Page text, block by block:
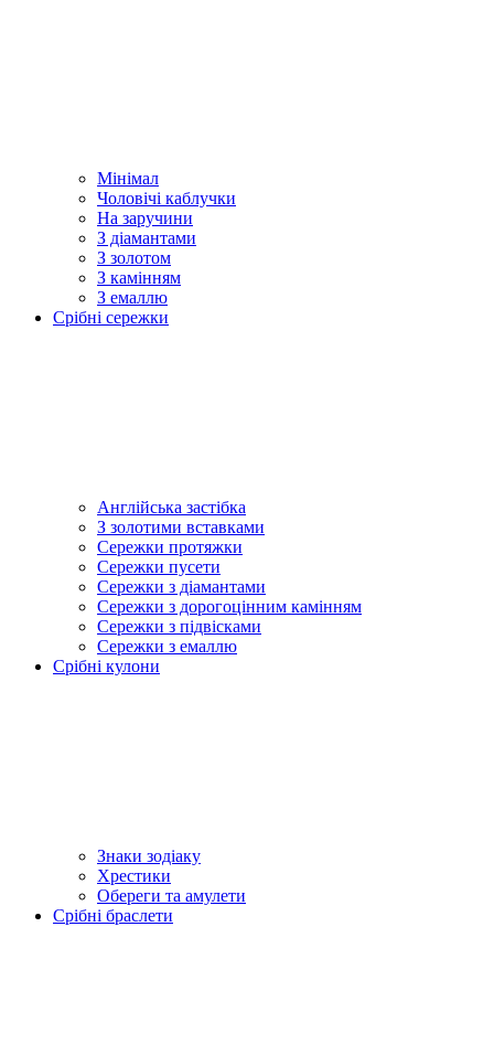
Мінімал
Чоловічі каблучки
На заручини
З діамантами
З золотом
З камінням
З емаллю
Срібні сережки
Англійська застібка
З золотими вставками
Сережки протяжки
Сережки пусети
Сережки з діамантами
Сережки з дорогоцінним камінням
Сережки з підвісками
Сережки з емаллю
Срібні кулони
Знаки зодіаку
Хрестики
Обереги та амулети
Срібні браслети